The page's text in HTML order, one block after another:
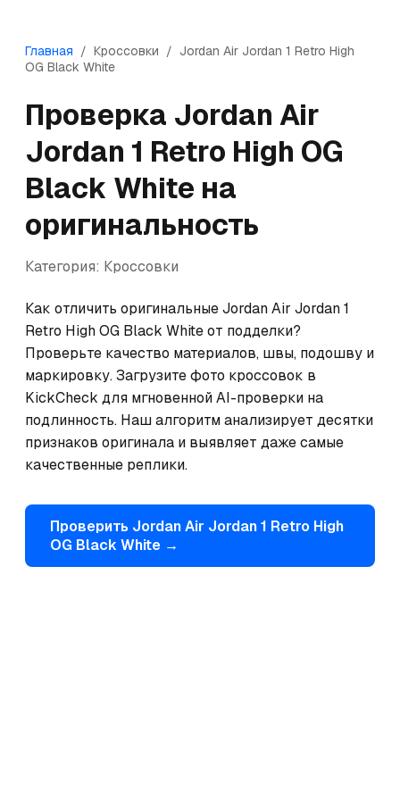
Главная / Кроссовки / Jordan Air Jordan 1 Retro High
OG Black White
Проверка Jordan Air
Jordan 1 Retro High OG
Black White на
оригинальность
Категория: Кроссовки
Как отличить оригинальные Jordan Air Jordan 1
Retro High OG Black White от подделки?
Проверьте качество материалов, швы, подошву и
маркировку. Загрузите фото кроссовок в
KickCheck для мгновенной AI-проверки на
подлинность. Наш алгоритм анализирует десятки
признаков оригинала и выявляет даже самые
качественные реплики.
Проверить JordanAir Jordan 1 Retro High
OG Black White →